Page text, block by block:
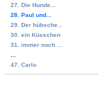
27. Die Hunde...
28. Paul und...
29. Der hübsche...
30. ein Küsschen
31. immer noch ...
47. Carlo